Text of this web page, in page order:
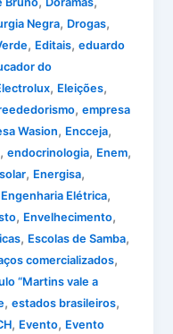
Negra, Drogas,
, Editais,eduardo
do
, Eleições,
,empresa
Wasion, Encceja,
,endocrinologia, Enem,
, Energisa,
Engenharia Elétrica,
, Envelhecimento,
, Escolas de Samba,
comercializados,
“Martins vale a
,estados brasileiros,
, Evento, Evento